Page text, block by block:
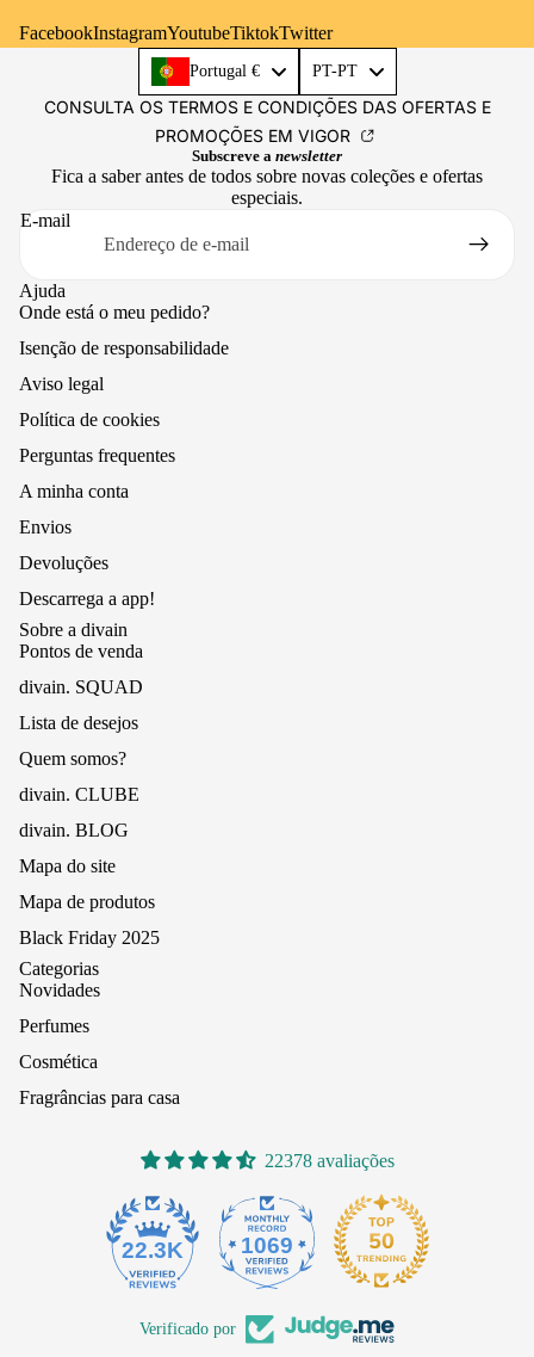
FacebookInstagramYoutubeTiktokTwitter
Portugal € PT-PT
CONSULTA OS TERMOS E CONDIÇÕES DAS OFERTAS E
PROMOÇÕES EM VIGOR
Subscreve a newsletter
Fica a saber antes de todos sobre novas coleções e ofertas
especiais.
E-mail
Ajuda
Onde está o meu pedido?
Isenção de responsabilidade
Aviso legal
Política de cookies
Perguntas frequentes
A minha conta
Envios
Devoluções
Descarrega a app!
Sobre a divain
Pontos de venda
divain. SQUAD
Lista de desejos
Quem somos?
divain. CLUBE
divain. BLOG
Mapa do site
Mapa de produtos
Black Friday 2025
Categorias
Novidades
Perfumes
Cosmética
Fragrâncias para casa
22378 avaliações
22.3K 1069
Verificado por